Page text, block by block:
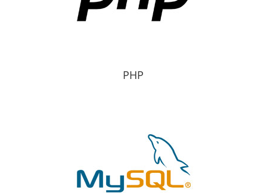
PHP